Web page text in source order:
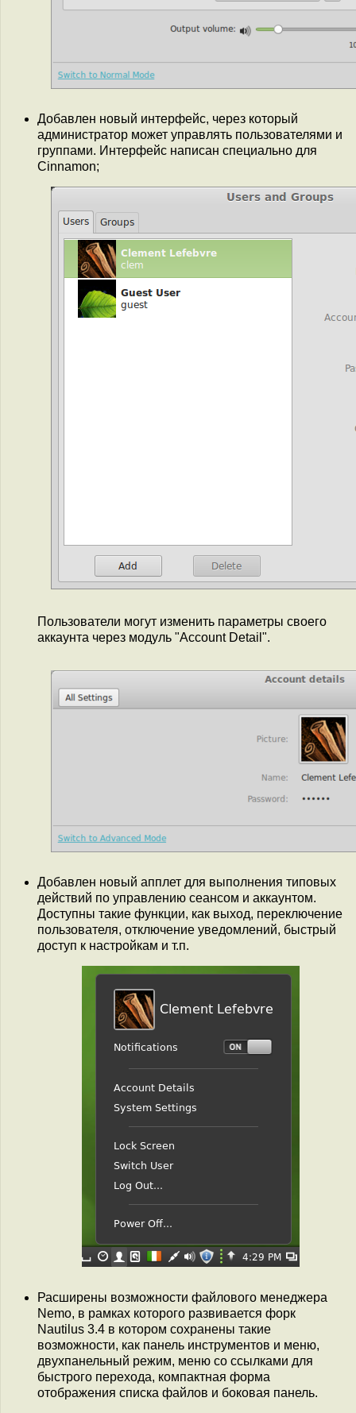
Добавлен новый интерфейс, через который
администратор может управлять пользователями и
группами. Интерфейс написан специально для
Cinnamon;
Пользователи могут изменить параметры своего
аккаунта через модуль "Account Detail".
Добавлен новый апплет для выполнения типовых
действий по управлению сеансом и аккаунтом.
Доступны такие функции, как выход, переключение
пользователя, отключение уведомлений, быстрый
доступ к настройкам и т.п.
Расширены возможности файлового менеджера
Nemo, в рамках которого развивается форк
Nautilus 3.4 в котором сохранены такие
возможности, как панель инструментов и меню,
двухпанельный режим, меню со ссылками для
быстрого перехода, компактная форма
отображения списка файлов и боковая панель.